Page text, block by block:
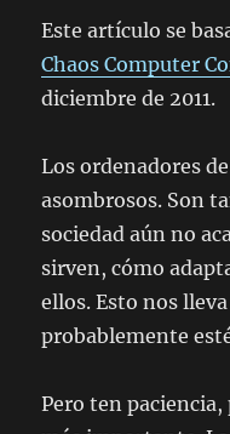
Este artículo se
Chaos Computer
diciembre de 2011.
Los ordenadores
asombrosos. Son
sociedad aún no
sirven, cómo
ellos. Esto nos
probablemente
Pero ten